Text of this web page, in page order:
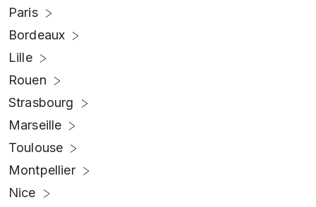
Paris
Bordeaux
Lille
Rouen
Strasbourg
Marseille
Toulouse
Montpellier
Nice